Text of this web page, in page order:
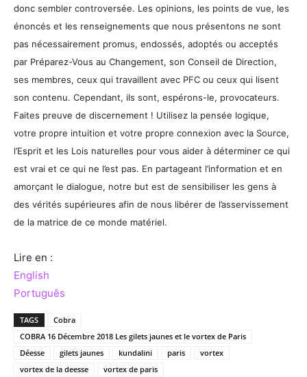
donc sembler controversée. Les opinions, les points de vue, les
énoncés et les renseignements que nous présentons ne sont
pas nécessairement promus, endossés, adoptés ou acceptés
par Préparez-Vous au Changement, son Conseil de Direction,
ses membres, ceux qui travaillent avec PFC ou ceux qui lisent
son contenu. Cependant, ils sont, espérons-le, provocateurs.
Faites preuve de discernement ! Utilisez la pensée logique,
votre propre intuition et votre propre connexion avec la Source,
l’Esprit et les Lois naturelles pour vous aider à déterminer ce qui
est vrai et ce qui ne l’est pas. En partageant l’information et en
amorçant le dialogue, notre but est de sensibiliser les gens à
des vérités supérieures afin de nous libérer de l’asservissement
de la matrice de ce monde matériel.
Lire en :
English
Português
TAGS
Cobra
COBRA 16 Décembre 2018 Les gilets jaunes et le vortex de Paris
Déesse
gilets jaunes kundalini paris
vortex
vortex de la deesse
vortex de paris